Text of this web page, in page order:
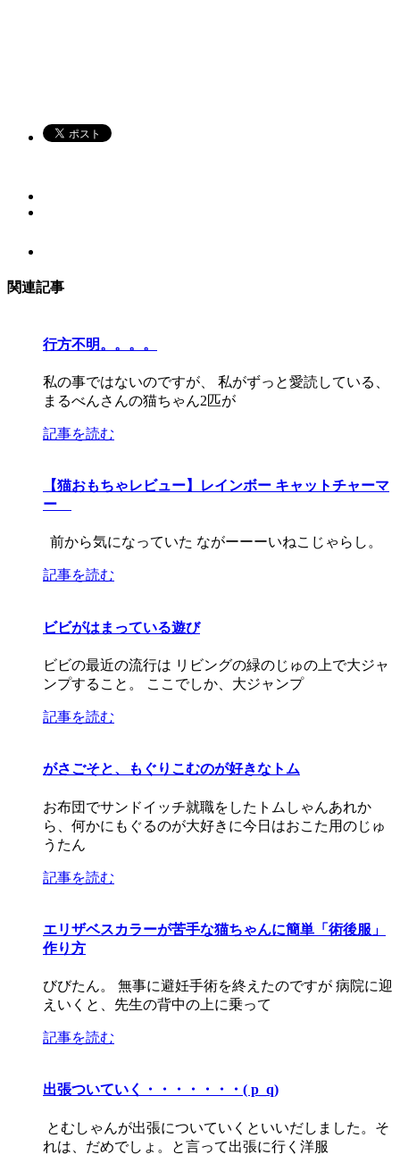
関連記事
行方不明。。。。
私の事ではないのですが、 私がずっと愛読している、
まるべんさんの猫ちゃん2匹が
記事を読む
【猫おもちゃレビュー】レインボー キャットチャーマ
ー
前から気になっていた ながーーーいねこじゃらし。
記事を読む
ビビがはまっている遊び
ビビの最近の流行は リビングの緑のじゅの上で大ジャ
ンプすること。 ここでしか、大ジャンプ
記事を読む
がさごそと、もぐりこむのが好きなトム
お布団でサンドイッチ就職をしたトムしゃんあれか
ら、何かにもぐるのが大好きに今日はおこた用のじゅ
うたん
記事を読む
エリザベスカラーが苦手な猫ちゃんに簡単「術後服」
作り方
びびたん。 無事に避妊手術を終えたのですが 病院に迎
えいくと、先生の背中の上に乗って
記事を読む
出張ついていく・・・・・・・( p_q)
とむしゃんが出張についていくといいだしました。そ
れは、だめでしょ。と言って出張に行く洋服